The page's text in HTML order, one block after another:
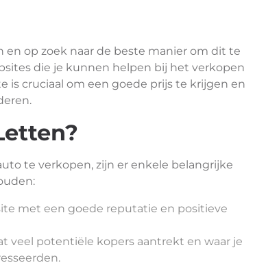
en op zoek naar de beste manier om dit te
die je kunnen helpen bij het verkopen
is cruciaal om een goede prijs te krijgen en
te verkopen, zijn er enkele belangrijke
met een goede reputatie en positieve
veel potentiële kopers aantrekt en waar je